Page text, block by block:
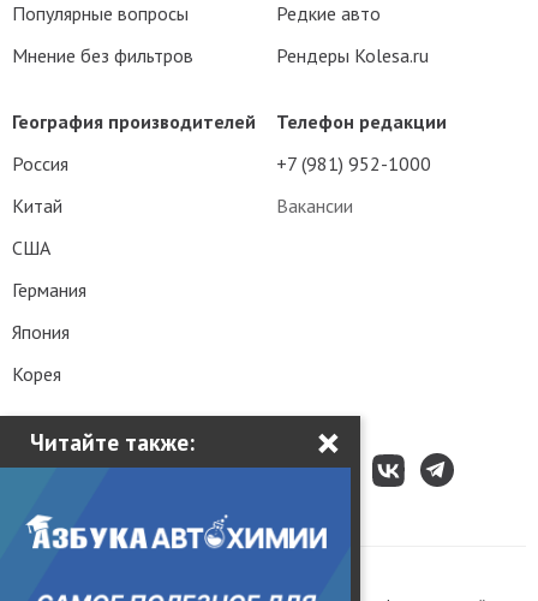
Читайте также: ×
Телефон редакции
+7 (981) 952-1000
Вакансии
Популярные вопросы
Мнение без фильтров
Редкие авто
Рендеры Kolesa.ru
География производителей
Россия
Китай
США
Германия
Япония
Корея